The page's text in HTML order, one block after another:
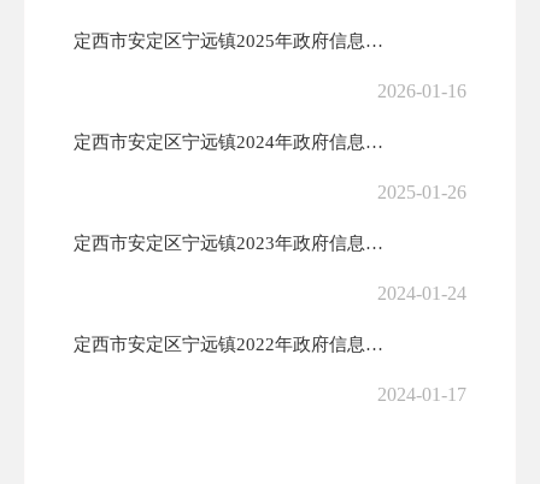
定西市安定区宁远镇2025年政府信息公开工作年度报告
2026-01-16
定西市安定区宁远镇2024年政府信息公开工作年度报告
2025-01-26
定西市安定区宁远镇2023年政府信息公开工作年度报告
2024-01-24
定西市安定区宁远镇2022年政府信息公开工作年度报告
2024-01-17